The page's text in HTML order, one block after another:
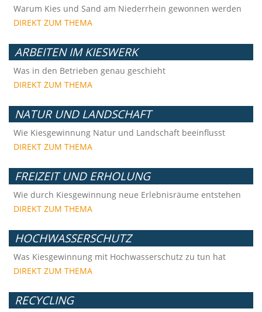
Warum Kies und Sand am Niederrhein gewonnen werden
DIREKT ZUM THEMA
ARBEITEN IM KIESWERK
Was in den Betrieben genau geschieht
DIREKT ZUM THEMA
NATUR UND LANDSCHAFT
Wie Kiesgewinnung Natur und Landschaft beeinflusst
DIREKT ZUM THEMA
FREIZEIT UND ERHOLUNG
Wie durch Kiesgewinnung neue Erlebnisräume entstehen
DIREKT ZUM THEMA
HOCHWASSERSCHUTZ
Was Kiesgewinnung mit Hochwasserschutz zu tun hat
DIREKT ZUM THEMA
RECYCLING